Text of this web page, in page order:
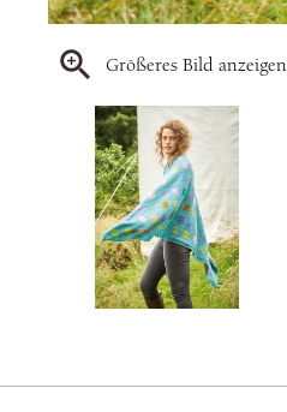
Größeres Bild anzeigen